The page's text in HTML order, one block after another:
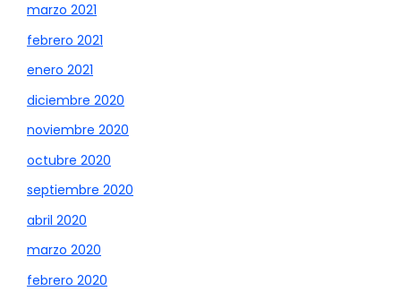
marzo 2021
febrero 2021
enero 2021
diciembre 2020
noviembre 2020
octubre 2020
septiembre 2020
abril 2020
marzo 2020
febrero 2020